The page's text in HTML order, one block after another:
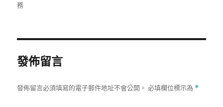
務
發佈留言
發佈留言必須填寫的電子郵件地址不會公開。 必填欄位標示為 *